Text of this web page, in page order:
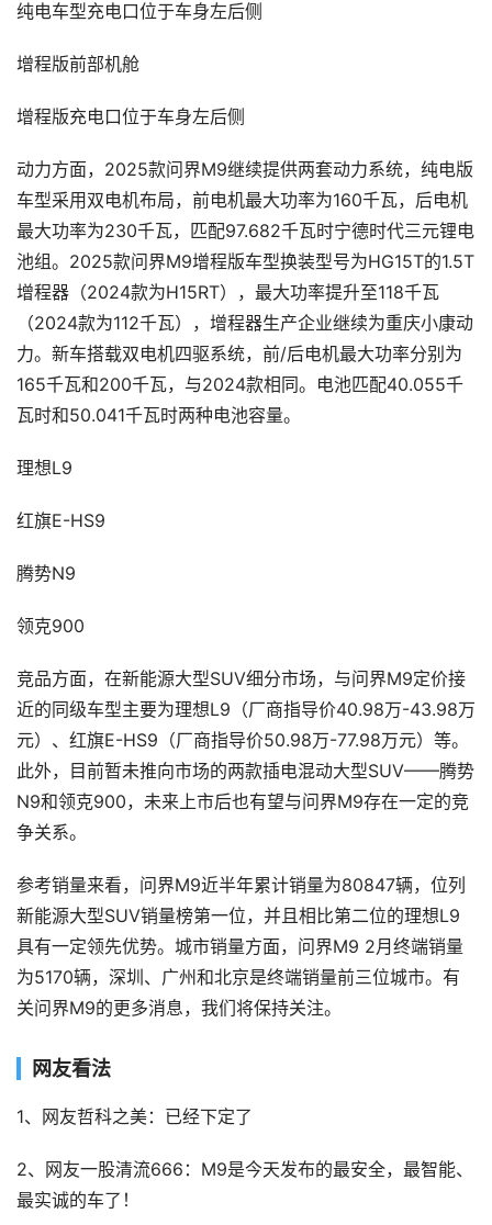
纯电车型充电口位于车身左后侧
增程版前部机舱
增程版充电口位于车身左后侧
动力方面，2025款问界M9继续提供两套动力系统，纯电版
车型采用双电机布局，前电机最大功率为160千瓦，后电机
最大功率为230千瓦，匹配97.682千瓦时宁德时代三元锂电
池组。2025款问界M9增程版车型换装型号为HG15T的1.5T
增程器（2024款为H15RT），最大功率提升至118千瓦
（2024款为112千瓦），增程器生产企业继续为重庆小康动
力。新车搭载双电机四驱系统，前/后电机最大功率分别为
165千瓦和200千瓦，与2024款相同。电池匹配40.055千
瓦时和50.041千瓦时两种电池容量。
理想L9
红旗E-HS9
腾势N9
领克900
竞品方面，在新能源大型SUV细分市场，与问界M9定价接
近的同级车型主要为理想L9（厂商指导价40.98万-43.98万
元）、红旗E-HS9（厂商指导价50.98万-77.98万元）等。
此外，目前暂未推向市场的两款插电混动大型SUV——腾势
N9和领克900，未来上市后也有望与问界M9存在一定的竞
争关系。
参考销量来看，问界M9近半年累计销量为80847辆，位列
新能源大型SUV销量榜第一位，并且相比第二位的理想L9
具有一定领先优势。城市销量方面，问界M9 2月终端销量
为5170辆，深圳、广州和北京是终端销量前三位城市。有
关问界M9的更多消息，我们将保持关注。
网友看法
1、网友哲科之美：已经下定了
2、网友一股清流666：M9是今天发布的最安全，最智能、
最实诚的车了！